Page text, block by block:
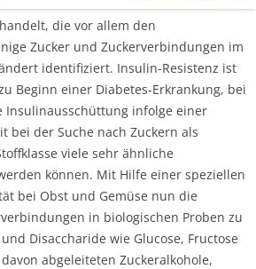
die vor allem den
Zucker und Zuckerverbindungen im
identifiziert. Insulin-Resistenz ist
Beginn einer Diabetes-Erkrankung, bei
infolge einer
bei der Suche nach Zuckern als
viele sehr ähnliche
können. Mit Hilfe einer speziellen
bei Obst und Gemüse nun die
in biologischen Proben zu
Disaccharide wie Glucose, Fructose
abgeleiteten Zuckeralkohole,